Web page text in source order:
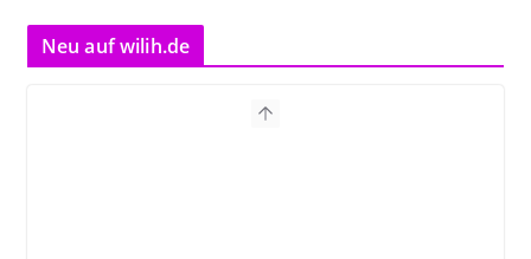
Neu auf wilih.de